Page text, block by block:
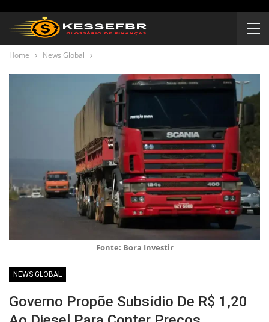
Home News Global
Fonte: Bora Investir
NEWS GLOBAL
Governo Propõe Subsídio De R$ 1,20